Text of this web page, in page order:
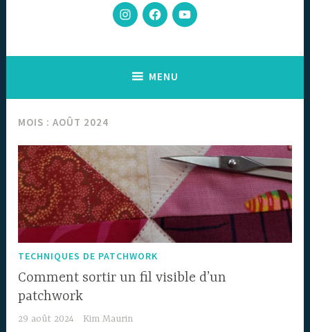
Mon
Instagram
Facebook
Chaine
YouTube
MENU
MOIS :AOÛT 2024
TECHNIQUES DE PATCHWORK
Comment sortir un fil visible d’un
patchwork
29 août 2024 Kim Maurin